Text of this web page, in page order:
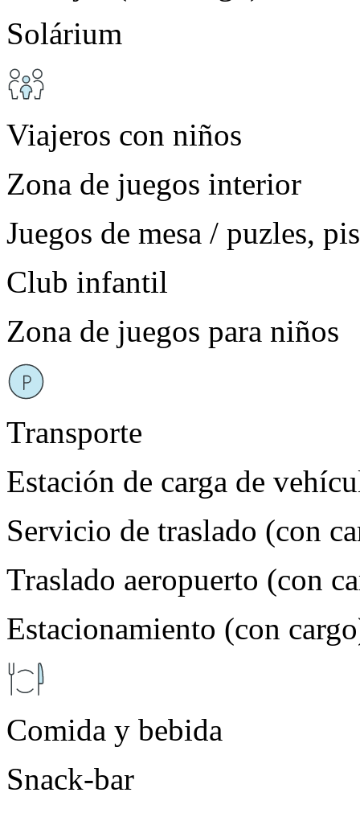
Solárium
Viajeros con niños
Zona de juegos interior
Juegos de mesa / puzles,
Club infantil
Zona de juegos para niños
Transporte
Estación de carga de
Servicio de traslado (con
Traslado aeropuerto (con
Estacionamiento (con
Comida y bebida
Snack-bar